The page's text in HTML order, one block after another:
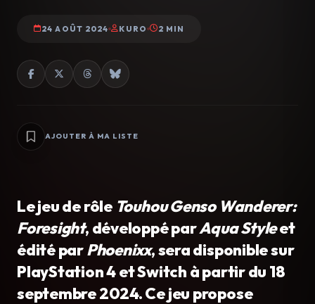
24 AOÛT 2024 KURO 2 MIN
AJOUTER À MA LISTE
Le jeu de rôle Touhou Genso Wanderer:
Foresight, développé parAqua Styleet
édité parPhoenixx, sera disponible sur
PlayStation 4 et Switch à partir du 18
septembre 2024. Ce jeu propose